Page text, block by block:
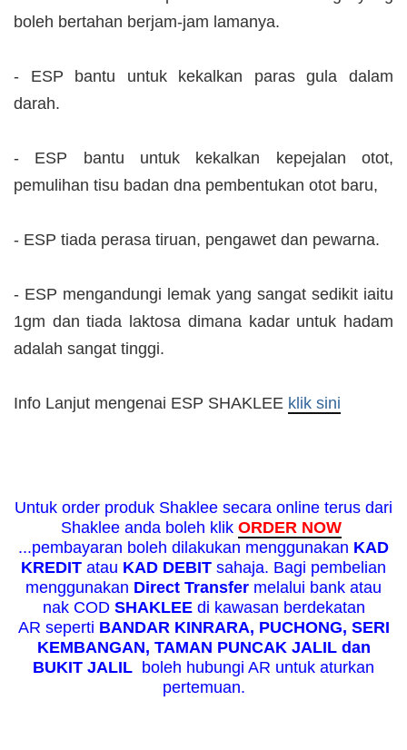
boleh bertahan berjam-jam lamanya.
- ESP bantu untuk kekalkan paras gula dalam
darah.
- ESP bantu untuk kekalkan kepejalan otot,
pemulihan tisu badan dna pembentukan otot baru,
- ESP tiada perasa tiruan, pengawet dan pewarna.
- ESP mengandungi lemak yang sangat sedikit iaitu
1gm dan tiada laktosa dimana kadar untuk hadam
adalah sangat tinggi.
Info Lanjut mengenai ESP SHAKLEE klik sini
Untuk order produk Shaklee secara online terus dari
Shaklee anda boleh klik ORDER NOW
...pembayaran boleh dilakukan menggunakan KAD
KREDIT atau KAD DEBIT sahaja. Bagi pembelian
menggunakan Direct Transfer melalui bank atau
nak COD SHAKLEEdi kawasan berdekatan
AR seperti BANDAR KINRARA, PUCHONG, SERI
KEMBANGAN, TAMAN PUNCAK JALIL dan
BUKIT JALIL boleh hubungi AR untuk aturkan
pertemuan.